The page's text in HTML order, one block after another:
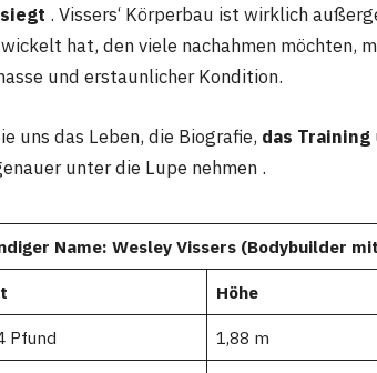
. Vissers‘ Körperbau ist wirklich
hat, den viele nachahmen möchten,
und erstaunlicher Kondition.
uns das Leben, die Biografie, das Training
unter die Lupe nehmen .
Name: Wesley Vissers (Bodybuilder
Höhe
Pfund 1,88 m